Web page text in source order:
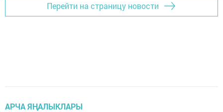
Перейти на страницу новости
АРЧА ЯҢАЛЫКЛАРЫ